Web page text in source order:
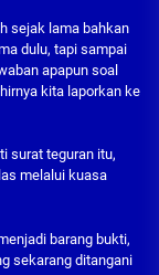
sejak lama bahkan
dulu, tapi sampai
apapun soal
kita laporkan ke
surat teguran itu,
melalui kuasa
barang bukti,
sekarang ditangani